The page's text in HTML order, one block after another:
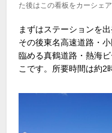
た後はこの看板をカーシェ
まずはステーションを
その後東名高速道路・
臨める真鶴道路・熱海
こです。所要時間は約2